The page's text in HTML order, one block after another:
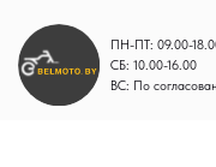
ПН-ПТ: 09.00-18.00
СБ: 10.00-16.00
ВС: По согласованию